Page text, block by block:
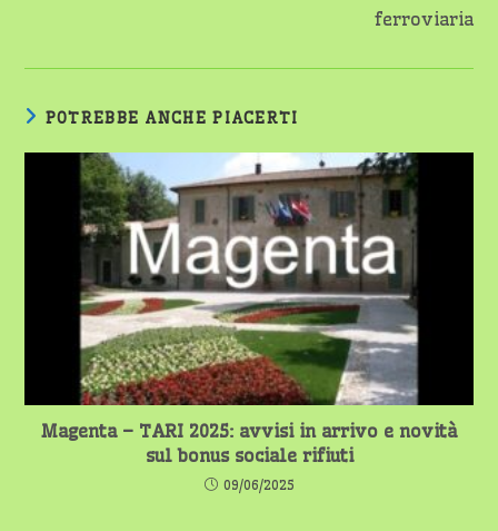
ferroviaria
POTREBBE ANCHE PIACERTI
Magenta – TARI 2025: avvisi in arrivo e novità
sul bonus sociale rifiuti
09/06/2025